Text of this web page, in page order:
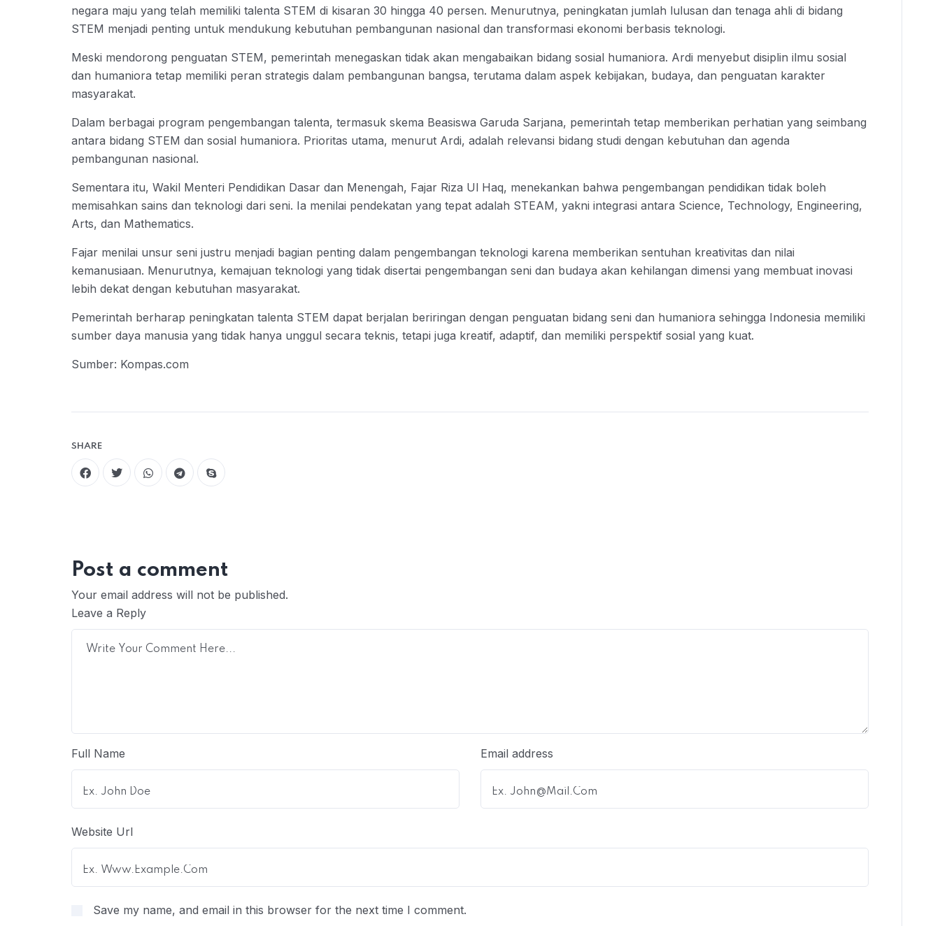
negara maju yang telah memiliki talenta STEM di kisaran 30 hingga 40 persen. Menurutnya, peningkatan jumlah lulusan dan tenaga ahli di bidang
STEM menjadi penting untuk mendukung kebutuhan pembangunan nasional dan transformasi ekonomi berbasis teknologi.
Meski mendorong penguatan STEM, pemerintah menegaskan tidak akan mengabaikan bidang sosial humaniora. Ardi menyebut disiplin ilmu sosial
dan humaniora tetap memiliki peran strategis dalam pembangunan bangsa, terutama dalam aspek kebijakan, budaya, dan penguatan karakter
masyarakat.
Dalam berbagai program pengembangan talenta, termasuk skema Beasiswa Garuda Sarjana, pemerintah tetap memberikan perhatian yang seimbang
antara bidang STEM dan sosial humaniora. Prioritas utama, menurut Ardi, adalah relevansi bidang studi dengan kebutuhan dan agenda
pembangunan nasional.
Sementara itu, Wakil Menteri Pendidikan Dasar dan Menengah, Fajar Riza Ul Haq, menekankan bahwa pengembangan pendidikan tidak boleh
memisahkan sains dan teknologi dari seni. Ia menilai pendekatan yang tepat adalah STEAM, yakni integrasi antara Science, Technology, Engineering,
Arts, dan Mathematics.
Fajar menilai unsur seni justru menjadi bagian penting dalam pengembangan teknologi karena memberikan sentuhan kreativitas dan nilai
kemanusiaan. Menurutnya, kemajuan teknologi yang tidak disertai pengembangan seni dan budaya akan kehilangan dimensi yang membuat inovasi
lebih dekat dengan kebutuhan masyarakat.
Pemerintah berharap peningkatan talenta STEM dapat berjalan beriringan dengan penguatan bidang seni dan humaniora sehingga Indonesia memiliki
sumber daya manusia yang tidak hanya unggul secara teknis, tetapi juga kreatif, adaptif, dan memiliki perspektif sosial yang kuat.
Sumber: Kompas.com
SHARE
Post a comment
Your email address will not be published.
Leave a Reply
Full Name Email address
Website Url
Save my name, and email in this browser for the next time I comment.